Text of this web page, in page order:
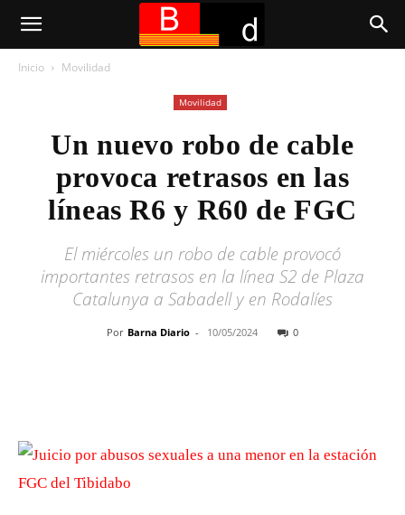
Inicio Movilidad
Movilidad
Un nuevo robo de cable
provoca retrasos en las
líneas R6 y R60 de FGC
El miércoles un robo de cable provocó
importantes retrasos en la línea S2 de Plaza
Catalunya a Sabadell y en Rodalíes
Por Barna Diario - 10/05/2024 0